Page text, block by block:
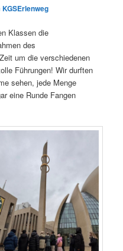
KGSErlenweg
Klassen die
des
um die verschiedenen
Führungen! Wir durften
sehen, jede Menge
eine Runde Fangen